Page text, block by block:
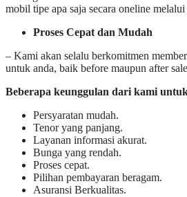
mobil tipe apa saja secara oneline
Proses Cepat dan Mudah
– Kami akan selalu berkomitmen
untuk anda, baik before maupun after
Beberapa keunggulan dari kami
Persyaratan mudah.
Tenor yang panjang.
Layanan informasi akurat.
Bunga yang rendah.
Proses cepat.
Pilihan pembayaran beragam.
Asuransi Berkualitas.